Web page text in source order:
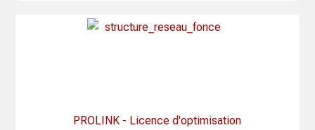
PROLINK - Licence d'optimisation